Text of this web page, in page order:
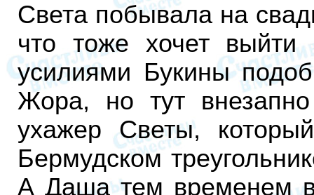
Света побывала на
что тоже хочет
усилиями Букины
Жора, но тут
ухажер Светы,
Бермудском
А Даша тем временем